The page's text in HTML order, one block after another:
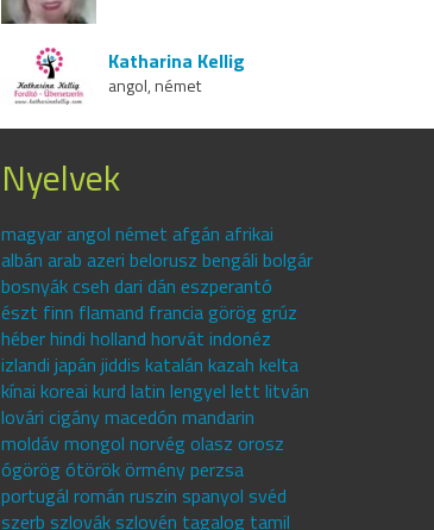
Katharina Kellig
angol, német
Nyelvek
magyar angol német afgán afrikai
albán arab azeri belorusz bengáli bolgár
bosnyák cseh dari dán eszperantó
észt finn flamand francia görög grúz
héber hindi holland horvát indonéz
izlandi japán jiddis katalán kazah kelta
kínai koreai kurd latin lengyel lett litván
lovári cigány macedón mandarin
moldáv mongol norvég olasz orosz
ógörög ótörök örmény perzsa
portugál román ruszin spanyol svéd
szerb szlovák szlovén tagalog tamil